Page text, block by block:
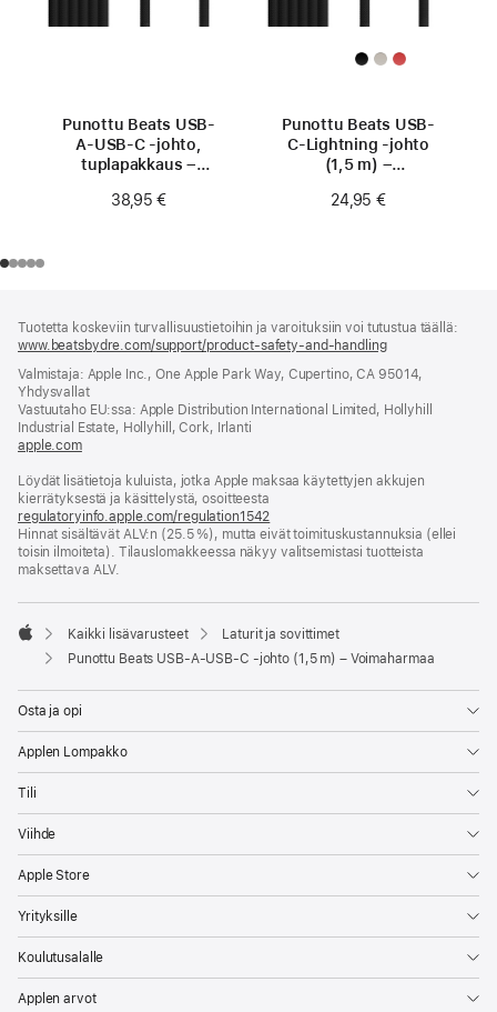
Punottu Beats USB-
A-USB-C ‑johto,
tuplapakkaus –
38,95 €
Punottu Beats USB-
C-Lightning ‑johto
(1,5 m) –
24,95 €
Tuotetta koskeviin turvallisuustietoihin ja varoituksiin voi tutustua täällä:
www.beatsbydre.com/support/product-safety-and-handling(avautuu
ikkunaan)
Valmistaja: Apple Inc., One Apple Park Way, Cupertino, CA 95014,
Yhdysvallat
Vastuutaho EU:ssa: Apple Distribution International Limited, Hollyhill
Industrial Estate, Hollyhill, Cork, Irlanti
apple.com(avautuu
ikkunaan)
Löydät lisätietoja kuluista, jotka Apple maksaa käytettyjen akkujen
kierrätyksestä ja käsittelystä, osoitteesta
regulatoryinfo.apple.com/regulation1542
uuteen
ikkunaan)
Hinnat sisältävät ALV:n (25.5 %), mutta eivät toimitus­kustannuksia (ellei
toisin ilmoiteta). Tilauslomakkeessa näkyy valitsemistasi tuotteista
maksettava ALV.
Apple
Kaikki lisävarusteet
Laturit ja sovittimet
Punottu Beats USB-A-USB-C ‑johto (1,5 m) – Voimaharmaa
Osta ja opi
Applen Lompakko
Tili
Viihde
Apple Store
Yrityksille
Koulutusalalle
Applen arvot